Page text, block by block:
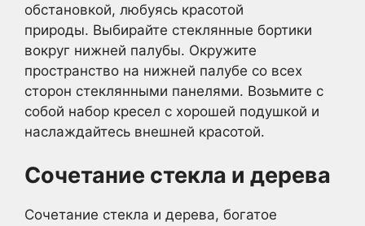
обстановкой, любуясь красотой
природы. Выбирайте стеклянные бортики
вокруг нижней палубы. Окружите
пространство на нижней палубе со всех
сторон стеклянными панелями. Возьмите с
собой набор кресел с хорошей подушкой и
наслаждайтесь внешней красотой.
Сочетание стекла и дерева
Сочетание стекла и дерева, богатое